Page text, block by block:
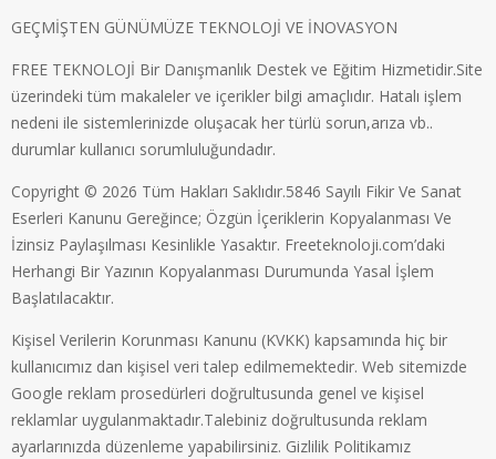
GEÇMİŞTEN GÜNÜMÜZE TEKNOLOJİ VE İNOVASYON
FREE TEKNOLOJİ Bir Danışmanlık Destek ve Eğitim Hizmetidir.Site
üzerindeki tüm makaleler ve içerikler bilgi amaçlıdır. Hatalı işlem
nedeni ile sistemlerinizde oluşacak her türlü sorun,arıza vb..
durumlar kullanıcı sorumluluğundadır.
Copyright © 2026 Tüm Hakları Saklıdır.5846 Sayılı Fikir Ve Sanat
Eserleri Kanunu Gereğince; Özgün İçeriklerin Kopyalanması Ve
İzinsiz Paylaşılması Kesinlikle Yasaktır. Freeteknoloji.com’daki
Herhangi Bir Yazının Kopyalanması Durumunda Yasal İşlem
Başlatılacaktır.
Kişisel Verilerin Korunması Kanunu (KVKK) kapsamında hiç bir
kullanıcımız dan kişisel veri talep edilmemektedir. Web sitemizde
Google reklam prosedürleri doğrultusunda genel ve kişisel
reklamlar uygulanmaktadır.Talebiniz doğrultusunda reklam
ayarlarınızda düzenleme yapabilirsiniz. Gizlilik Politikamız